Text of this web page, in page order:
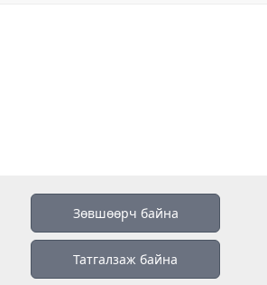
Зөвшөөрч байна
Татгалзаж байна